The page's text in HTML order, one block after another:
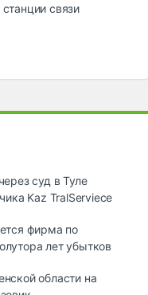
связи
суд в Туле
Kaz TralServiece
фирма по
лет убытков
области на